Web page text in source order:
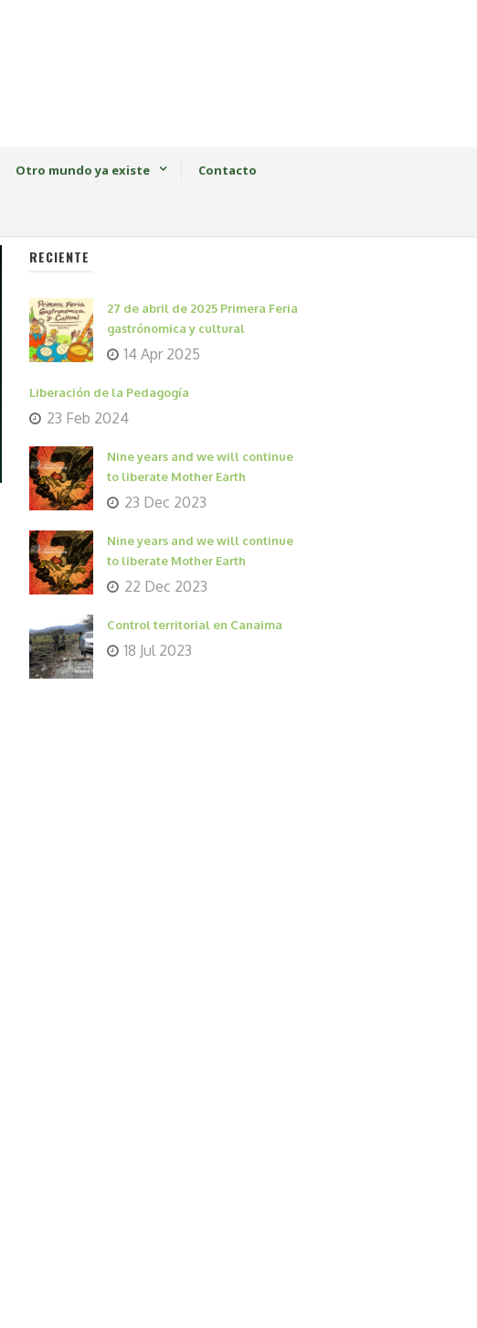
Otro mundo ya existe Contacto
RECIENTE
27 de abril de 2025 Primera Feria
gastrónomica y cultural
14 Apr 2025
Liberación de la Pedagogía
23 Feb 2024
Nine years and we will continue
to liberate Mother Earth
23 Dec 2023
Nine years and we will continue
to liberate Mother Earth
22 Dec 2023
Control territorial en Canaima
18 Jul 2023